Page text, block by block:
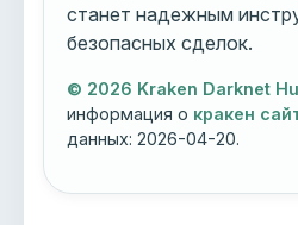
станет надежным
безопасных сделок.
© 2026 Kraken Darknet
информация о кракен
данных:2026-04-20.